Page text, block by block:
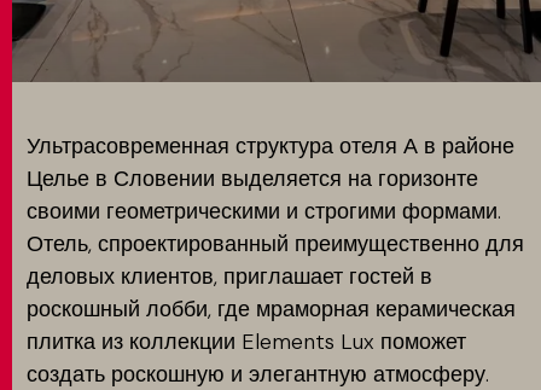
MATCH APP
ПОИСК
ЗАПРЕТНАЯ ЗОНА
Ультрасовременная структура отеля А в районе
Целье в Словении выделяется на горизонте
своими геометрическими и строгими формами.
Отель, спроектированный преимущественно для
деловых клиентов, приглашает гостей в
роскошный лобби, где мраморная керамическая
плитка из коллекции Elements Lux поможет
создать роскошную и элегантную атмосферу.